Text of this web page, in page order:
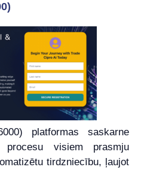
platformas saskarne
procesu visiem prasmju
tirdzniecību, ļaujot